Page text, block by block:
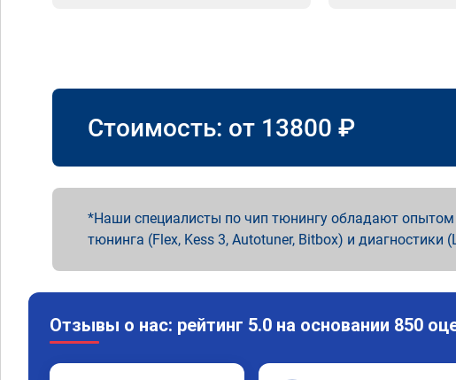
Стоимость: от 13800 ₽
Наши специалисты по чип тюнингу обладают
тюнинга (Flex, Kess 3, Autotuner, Bitbox) и диагностики
Отзывы о нас: рейтинг 5.0 на основании 850